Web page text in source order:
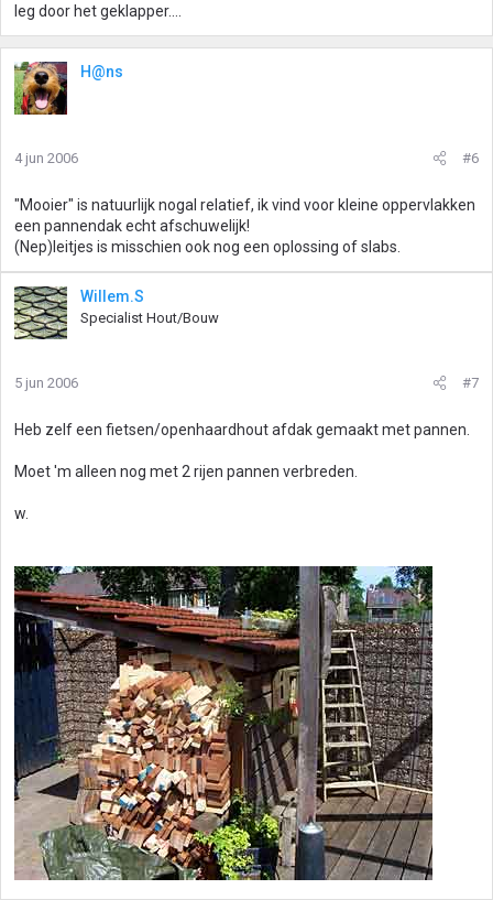
leg door het geklapper....
H@ns
4 jun 2006 #6
"Mooier" is natuurlijk nogal relatief, ik vind voor kleine oppervlakken
een pannendak echt afschuwelijk!
(Nep)leitjes is misschien ook nog een oplossing of slabs.
Willem.S
Specialist Hout/Bouw
5 jun 2006 #7
Heb zelf een fietsen/openhaardhout afdak gemaakt met pannen.
Moet 'm alleen nog met 2 rijen pannen verbreden.
w.